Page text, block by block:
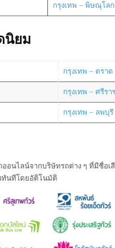
กรุงเทพ – พิษณุโลก
นิยม
กรุงเทพ – ตราด
กรุงเทพ – ศรีรา
กรุงเทพ – ลพบุรี
นไลน์จากบริษัทรถต่าง ๆ ที่มีชื่อเ
ทันทีโดยอัติโนมัติ